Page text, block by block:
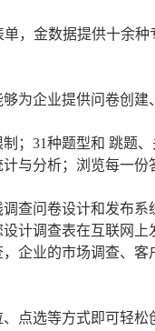
，金数据提供十余
为企业提供问卷创
；31种题型和 跳题
与分析；浏览每一份
查问卷设计和发布
计调查表在互联网
企业的市场调查、
点选等方式即可轻